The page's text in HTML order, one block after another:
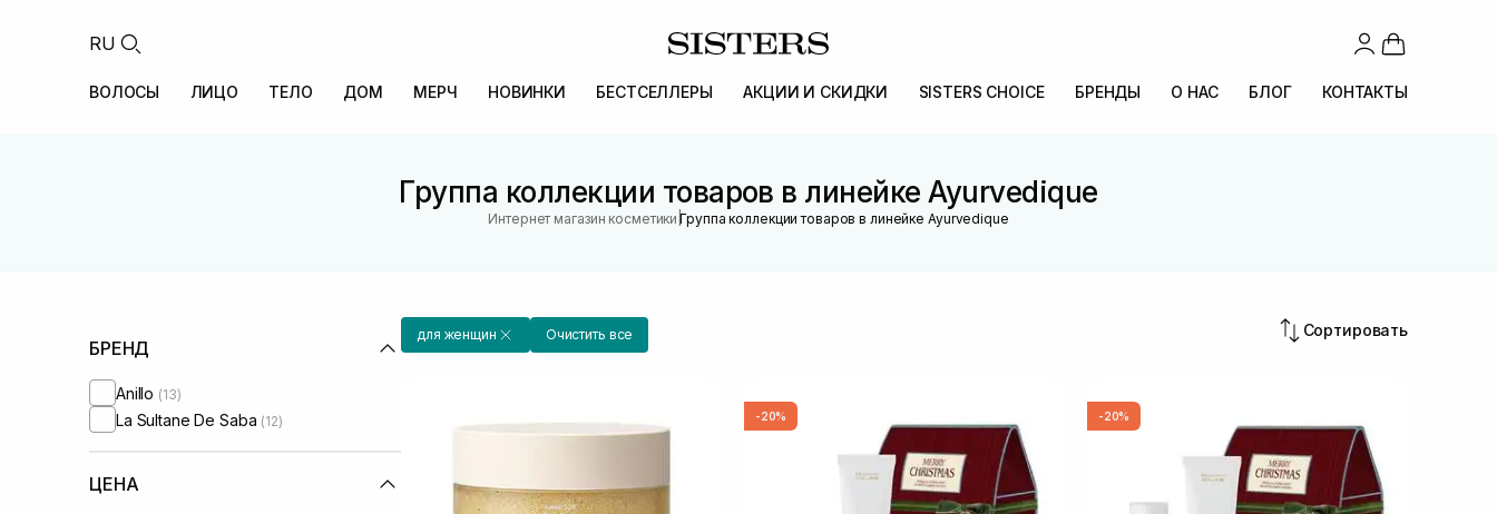
RU
ВОЛОСЫ ЛИЦО ТЕЛО ДОМ МЕРЧ НОВИНКИ БЕСТСЕЛЛЕРЫ АКЦИИ И СКИДКИ SISTERS CHOICE БРЕНДЫ О НАС БЛОГ КОНТАКТЫ
Группа коллекции товаров в линейке Ayurvedique
Интернет магазин косметики |Группа коллекции товаров в линейке Ayurvedique
БРЕНД
Anillo (13)
La Sultane De Saba (12)
ЦЕНА
для женщин Очистить все Сортировать
-20% -20%